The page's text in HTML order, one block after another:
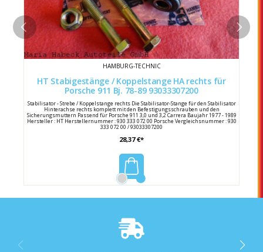
HAMBURG-TECHNIC
HT Stabigestänge / Koppelstange HA rechts für
Porsche 911 Bj. 78-89 93033307200
Stabilisator - Strebe / Koppelstange rechts Die Stabilisator-Stange für den Stabilisator
Hinterachse rechts komplett mit den Befestigungsschrauben und den
Sicherungsmuttern Passend für Porsche 911 3,0 und 3,2 Carrera Baujahr 1977 - 1989
Hersteller : HT Herstellernummer : 930 333 072 00 Porsche Vergleichsnummer : 930
333 072 00 / 93033307200
28,37 €*